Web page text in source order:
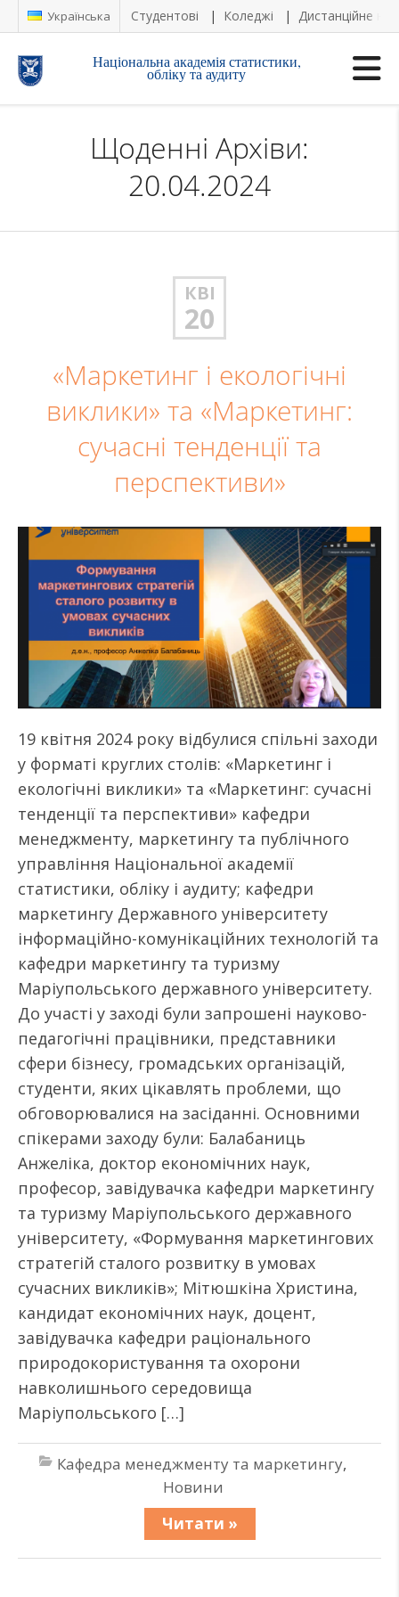
Українська Студентові Коледжі Дистанційне
Національна академія статистики,
обліку та аудиту
Щоденні Архіви:
20.04.2024
КВІ
20
«Маркетинг і екологічні
виклики» та «Маркетинг:
сучасні тенденції та
перспективи»
19 квітня 2024 року відбулися спільні заходи
у форматі круглих столів: «Маркетинг і
екологічні виклики» та «Маркетинг: сучасні
тенденції та перспективи» кафедри
менеджменту, маркетингу та публічного
управління Національної академії
статистики, обліку і аудиту; кафедри
маркетингу Державного університету
інформаційно-комунікаційних технологій та
кафедри маркетингу та туризму
Маріупольського державного університету.
До участі у заході були запрошені науково-
педагогічні працівники, представники
сфери бізнесу, громадських організацій,
студенти, яких цікавлять проблеми, що
обговорювалися на засіданні. Основними
спікерами заходу були: Балабаниць
Анжеліка, доктор економічних наук,
професор, завідувачка кафедри маркетингу
та туризму Маріупольського державного
університету, «Формування маркетингових
стратегій сталого розвитку в умовах
сучасних викликів»; Мітюшкіна Христина,
кандидат економічних наук, доцент,
завідувачка кафедри раціонального
природокористування та охорони
навколишнього середовища
Маріупольського […]
Кафедра менеджменту та маркетингу,
Новини
Читати »